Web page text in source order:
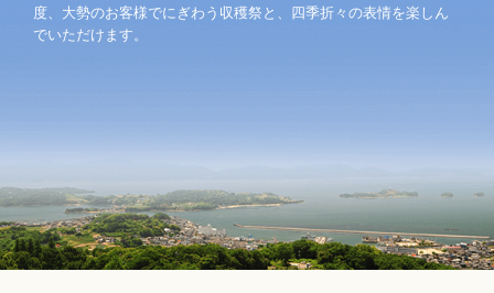
度、大勢のお客様でにぎわう収穫祭と、四季折々の表情を楽しん
でいただけます。